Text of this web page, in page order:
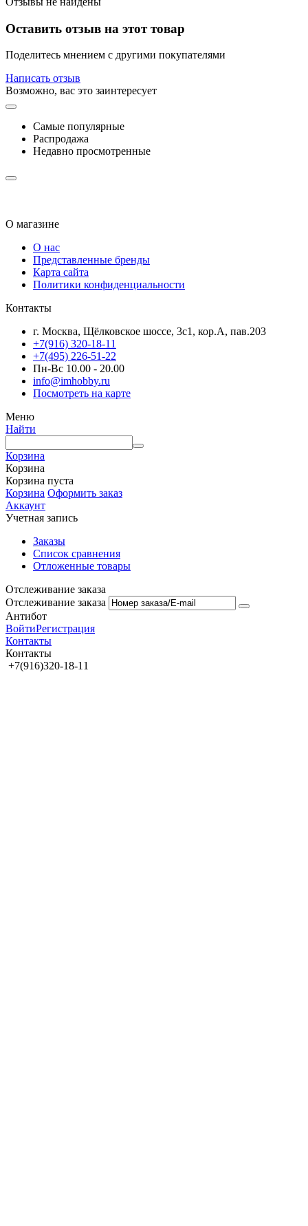
Оставить отзыв на этот товар
Поделитесь мнением с другими покупателями
Написать отзыв
Возможно, вас это заинтересует
Самые популярные
Распродажа
Недавно просмотренные
О магазине
О нас
Представленные бренды
Карта сайта
Политики конфиденциальности
Контакты
г. Москва, Щёлковское шоссе, 3с1, кор.А, пав.203
+7(916) 320-18-11
+7(495) 226-51-22
Пн-Вс 10.00 - 20.00
info@imhobby.ru
Посмотреть на карте
Меню
Найти
Корзина
Корзина
Корзина пуста
Корзина Оформить заказ
Аккаунт
Учетная запись
Заказы
Список сравнения
Отложенные товары
Отслеживание заказа
Отслеживание заказа
Антибот
ВойтиРегистрация
Контакты
Контакты
+7(916)320-18-11